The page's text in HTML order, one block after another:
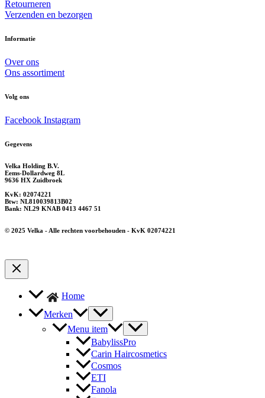
Retourneren
Verzenden en bezorgen
Informatie
Over ons
Ons assortiment
Volg ons
Facebook Instagram
Gegevens
Velka Holding B.V.
Eems-Dollardweg 8L
9636 HX Zuidbroek
KvK: 02074221
Btw: NL810039813B02
Bank: NL29 KNAB 0413 4467 51
© 2025 Velka - Alle rechten voorbehouden - KvK 02074221
Home
Merken
Menu item
BabylissPro
Carin Haircosmetics
Cosmos
ETI
Fanola